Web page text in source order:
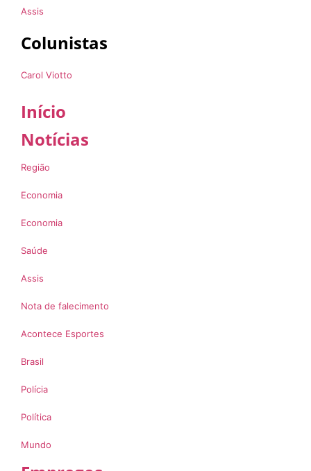
Assis
Colunistas
Carol Viotto
Início
Notícias
Região
Economia
Economia
Saúde
Assis
Nota de falecimento
Acontece Esportes
Brasil
Polícia
Política
Mundo